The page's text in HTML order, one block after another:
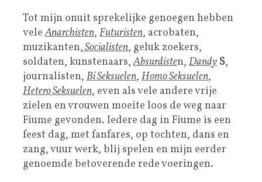
Tot mijn onuit sprekelijke genoegen hebben
veleAnarchisten, Futuristen, acrobaten,
muzikanten,Socialisten, geluk zoekers,
soldaten, kunstenaars,Absurdisten, Dandy S,
journalisten, Bi Seksuelen, Homo Seksuelen,
Hetero Seksuelen, even als vele andere vrije
zielen en vrouwen moeite loos de weg naar
Fiume gevonden. Iedere dag in Fiume is een
feest dag, met fanfares, op tochten, dans en
zang, vuur werk, blij spelen en mijn eerder
genoemde betoverende rede voeringen.